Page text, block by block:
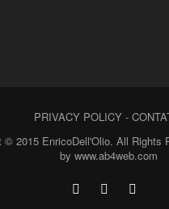
PRIVACY POLICY -
© 2015 EnricoDell'Olio. All Rights
by www.ab4web.com